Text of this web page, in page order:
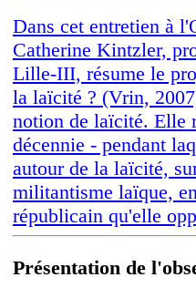
Dans cet entretien à
Catherine Kintzler,
Lille-III, résume le
la laïcité ? (Vrin,
notion de laïcité. Elle
décennie - pendant
autour de la laïcité,
militantisme laïque,
républicain qu'elle
Présentation de